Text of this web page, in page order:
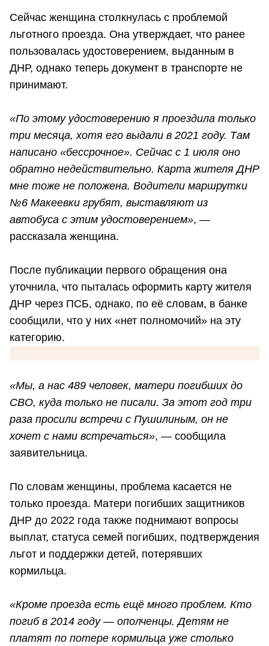
Сейчас женщина столкнулась с проблемой
льготного проезда. Она утверждает, что ранее
пользовалась удостоверением, выданным в
ДНР, однако теперь документ в транспорте не
принимают.
«По этому удостоверению я проездила только
три месяца, хотя его выдали в 2021 году. Там
написано «бессрочное». Сейчас с 1 июля оно
обратно недействительно. Карта жителя ДНР
мне тоже не положена. Водители маршрутки
№6 Макеевки грубят, выставляют из
автобуса с этим удостоверением», —
рассказала женщина.
После публикации первого обращения она
уточнила, что пыталась оформить карту жителя
ДНР через ПСБ, однако, по её словам, в банке
сообщили, что у них «нет полномочий» на эту
категорию.
«Мы, а нас 489 человек, матери погибших до
СВО, куда только не писали. За этот год три
раза просили встречи с Пушилиным, он не
хочет с нами встречаться», — сообщила
заявительница.
По словам женщины, проблема касается не
только проезда. Матери погибших защитников
ДНР до 2022 года также поднимают вопросы
выплат, статуса семей погибших, подтверждения
льгот и поддержки детей, потерявших
кормильца.
«Кроме проезда есть ещё много проблем. Кто
погиб в 2014 году — ополченцы. Детям не
платят по потере кормильца уже столько